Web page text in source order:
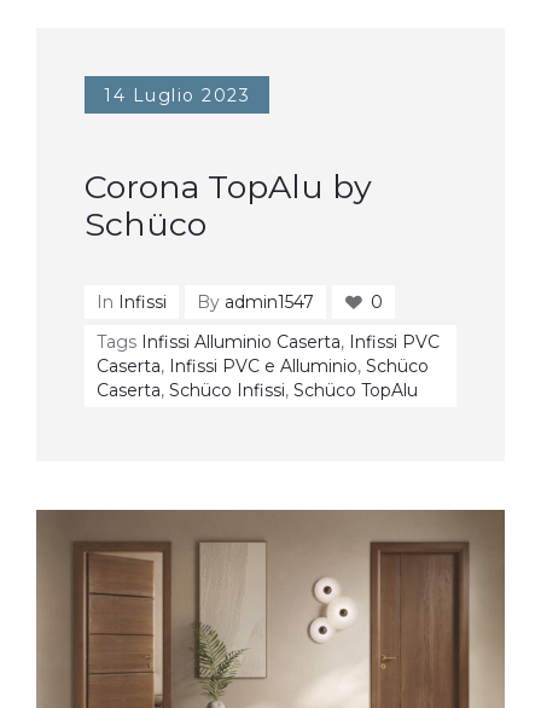
14 Luglio 2023
Corona TopAlu by
Schüco
In Infissi By admin1547
0
Tags Infissi Alluminio Caserta, Infissi PVC
Caserta, Infissi PVC e Alluminio, Schüco
Caserta, Schüco Infissi, Schüco TopAlu